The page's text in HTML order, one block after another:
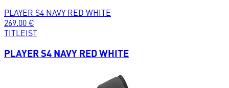
PLAYER S4 NAVY RED WHITE
269.00 €
TITLEIST
PLAYER S4 NAVY RED WHITE